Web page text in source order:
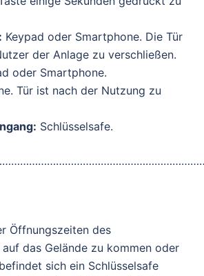
Keypad oder Smartphone. Die Tür
der Anlage zu verschließen.
oder Smartphone.
Tür ist nach der Nutzung zu
Schlüsselsafe.
Öffnungszeiten des
das Gelände zu kommen oder
sich ein Schlüsselsafe